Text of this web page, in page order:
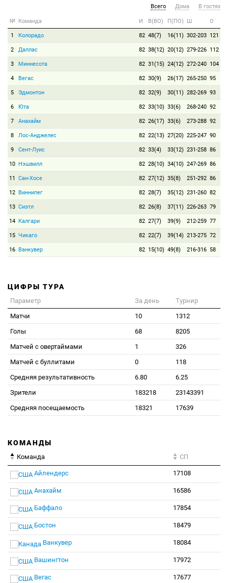
Всего Дома В гостях
№ Команда И В(ВО) П(ПО) Ш О
1 Колорадо 82 48(7) 16(11) 302-203 121
2 Даллас 82 38(12) 20(12) 279-226 112
3 Миннесота 82 31(15) 24(12) 272-240 104
4 Вегас 82 30(9) 26(17) 265-250 95
5 Эдмонтон 82 32(9) 30(11) 282-269 93
6 Юта 82 33(10) 33(6) 268-240 92
7 Анахайм 82 26(17) 33(6) 273-288 92
8 Лос-Анджелес 82 22(13) 27(20) 225-247 90
9 Сент-Луис 82 33(4) 33(12) 231-258 86
10 Нэшвилл 82 28(10) 34(10) 247-269 86
11 Сан-Хосе 82 27(12) 35(8) 251-292 86
12 Виннипег 82 28(7) 35(12) 231-260 82
13 Сиэтл 82 26(8) 37(11) 226-263 79
14 Калгари 82 27(7) 39(9) 212-259 77
15 Чикаго 82 22(7) 39(14) 213-275 72
16 Ванкувер 82 15(10) 49(8) 216-316 58
ЦИФРЫ ТУРА
Параметр За день
Турнир
Матчи
10
1312
Голы
68
8205
Матчей с овертаймами
1
326
Матчей с буллитами
0
118
Средняя результативность
6.80
6.25
Зрители
183218
23143391
Средняя посещаемость
18321 17639
КОМАНДЫ
Команда СП
Айлендерс 17108
Анахайм 16586
Баффало 17854
Бостон 18479
Ванкувер 18084
Вашингтон 17972
Вегас 17677